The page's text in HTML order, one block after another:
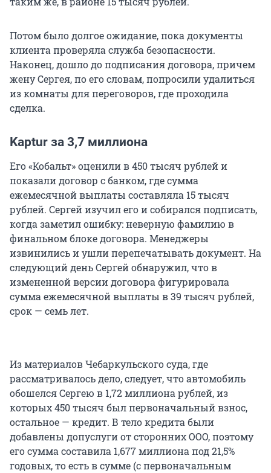
Потом было долгое ожидание, пока документы
клиента проверяла служба безопасности.
Наконец, дошло до подписания договора, причем
жену Сергея, по его словам, попросили удалиться
из комнаты для переговоров, где проходила
сделка.
Kaptur за 3,7 миллиона
Его «Кобальт» оценили в 450 тысяч рублей и
показали договор с банком, где сумма
ежемесячной выплаты составляла 15 тысяч
рублей. Сергей изучил его и собирался подписать,
когда заметил ошибку: неверную фамилию в
финальном блоке договора. Менеджеры
извинились и ушли перепечатывать документ. На
следующий день Сергей обнаружил, что в
измененной версии договора фигурировала
сумма ежемесячной выплаты в 39 тысяч рублей,
срок — семь лет.
Из материалов Чебаркульского суда, где
рассматривалось дело, следует, что автомобиль
обошелся Сергею в 1,72 миллиона рублей, из
которых 450 тысяч был первоначальный взнос,
остальное — кредит. В тело кредита были
добавлены допуслуги от сторонних ООО, поэтому
его сумма составила 1,677 миллиона под 21,5%
годовых, то есть в сумме (с первоначальным